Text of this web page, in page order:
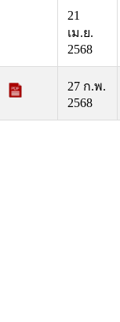
21
เม.ย.
2568
27 ก.พ.
2568